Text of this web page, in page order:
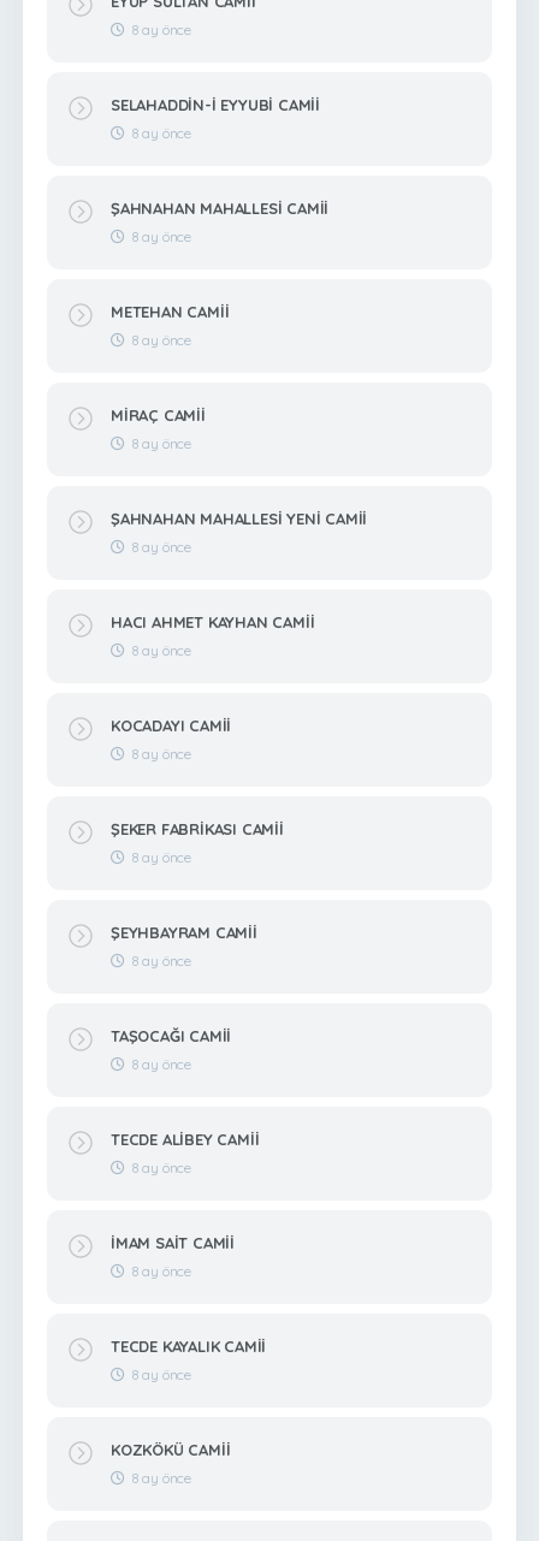
8 ay önce
SELAHADDİN-İ EYYUBİ CAMİİ
8 ay önce
ŞAHNAHAN MAHALLESİ CAMİİ
8 ay önce
METEHAN CAMİİ
8 ay önce
MİRAÇ CAMİİ
8 ay önce
ŞAHNAHAN MAHALLESİ YENİ CAMİİ
8 ay önce
HACI AHMET KAYHAN CAMİİ
8 ay önce
KOCADAYI CAMİİ
8 ay önce
ŞEKER FABRİKASI CAMİİ
8 ay önce
ŞEYHBAYRAM CAMİİ
8 ay önce
TAŞOCAĞI CAMİİ
8 ay önce
TECDE ALİBEY CAMİİ
8 ay önce
İMAM SAİT CAMİİ
8 ay önce
TECDE KAYALIK CAMİİ
8 ay önce
KOZKÖKÜ CAMİİ
8 ay önce